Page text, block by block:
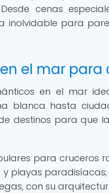
cenas
inolvidable para
el mar para
en el mar
blanca hasta
destinos para que
para cruceros
playas
con su